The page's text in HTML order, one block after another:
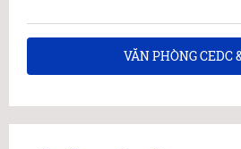
VĂN PHÒNG CEDC